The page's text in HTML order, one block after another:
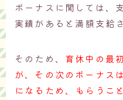
ボーナスに関しては、
実績があると満額支給
そのため、 育休中の最
が、その次のボーナス
になるため、もらうこ